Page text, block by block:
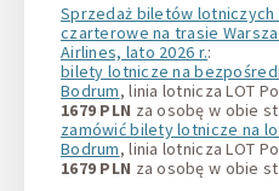
Sprzedaż biletów
czarterowe na trasie
Airlines, lato 2026 r.:
bilety lotnicze na
Bodrum, linia lotnicza LOT
1679 PLN za osobę w obie
zamówić bilety lotnicze na
Bodrum, linia lotnicza LOT
1679 PLN za osobę w obie